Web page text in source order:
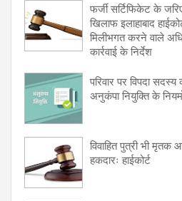
फर्जी सर्टिफिकेट के
खिलाफ इलाहाबाद
मिलीभगत करने वाले
कार्रवाई के निर्देश
परिवार पर विपदा
अनुकंपा नियुक्ति के
विवाहित पुत्री भी मृतक
हकदारः हाईकोर्ट